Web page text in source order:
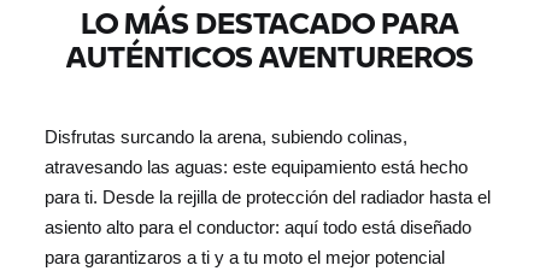
LO MÁS DESTACADO PARA
AUTÉNTICOS AVENTUREROS
Disfrutas surcando la arena, subiendo colinas,
atravesando las aguas: este equipamiento está hecho
para ti. Desde la rejilla de protección del radiador hasta el
asiento alto para el conductor: aquí todo está diseñado
para garantizaros a ti y a tu moto el mejor potencial